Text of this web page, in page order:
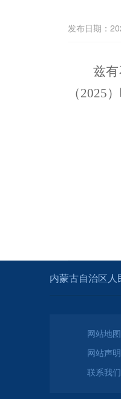
发布日期：
兹
（2025
内蒙古自治区人
网站地图
网站声明
联系我们